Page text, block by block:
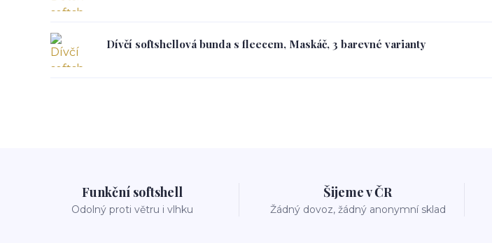
Dívčí softshellová bunda s fleecem, Maskáč, 3 barevné varianty
Funkční softshell
Odolný proti větru i vlhku
Šijeme v ČR
Žádný dovoz, žádný anonymní sklad